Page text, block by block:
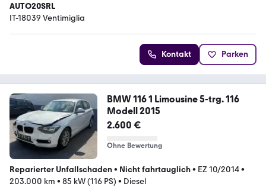
AUTO20SRL
IT-18039 Ventimiglia
Kontakt Parken
BMW 116 1 Limousine 5-trg. 116
Modell 2015
2.600 €
Ohne Bewertung
Reparierter Unfallschaden• Nicht fahrtauglich• EZ 10/2014•
203.000 km • 85 kW (116 PS) • Diesel